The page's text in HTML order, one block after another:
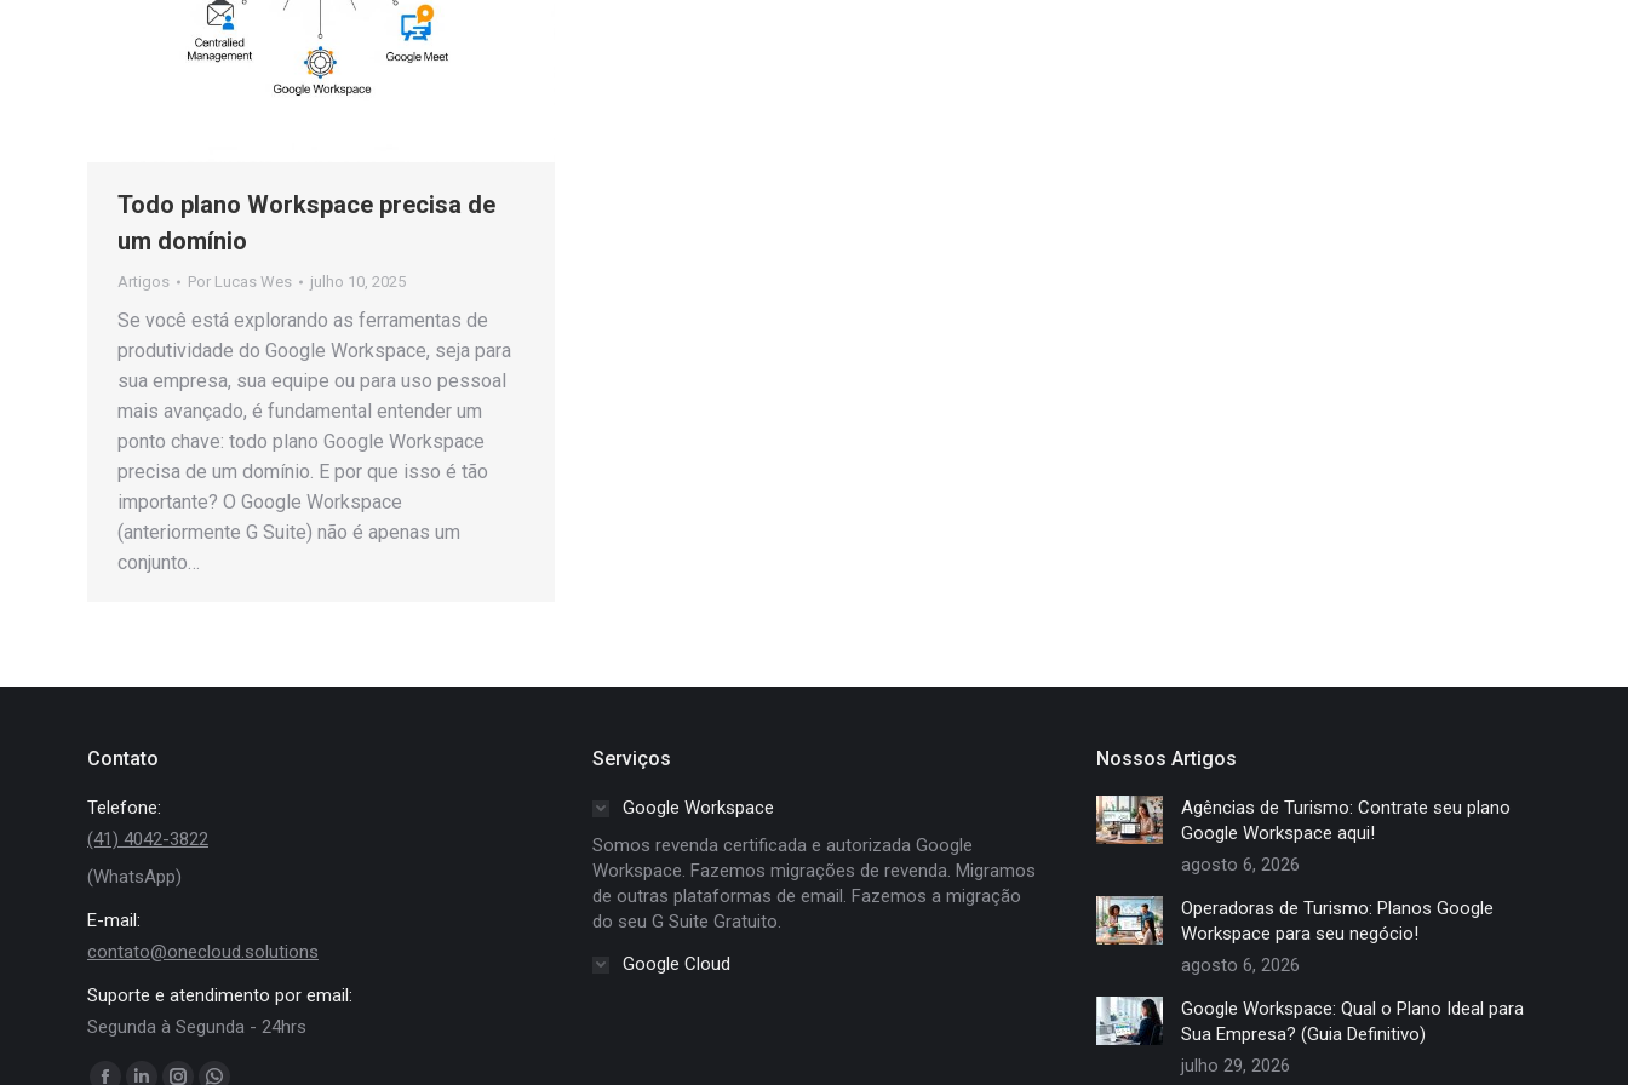
Todo plano Workspace precisa de
um domínio
Artigos Por Lucas Wes julho 10, 2025
Se você está explorando as ferramentas de
produtividade do Google Workspace, seja para
sua empresa, sua equipe ou para uso pessoal
mais avançado, é fundamental entender um
ponto chave: todo plano Google Workspace
precisa de um domínio. E por que isso é tão
importante? O Google Workspace
(anteriormente G Suite) não é apenas um
conjunto…
Contato
Telefone:
(41) 4042-3822
(WhatsApp)
E-mail:
contato@onecloud.solutions
Suporte e atendimento por email:
Segunda à Segunda - 24hrs
Encontre-nos em:
Serviços
Google Workspace
Somos revenda certificada e autorizada Google
Workspace. Fazemos migrações de revenda. Migramos
de outras plataformas de email. Fazemos a migração
do seu G Suite Gratuito.
Google Cloud
Nossos Artigos
Agências de Turismo: Contrate seu plano
Google Workspace aqui!
agosto 6, 2026
Operadoras de Turismo: Planos Google
Workspace para seu negócio!
agosto 6, 2026
Google Workspace: Qual o Plano Ideal para
Sua Empresa? (Guia Definitivo)
julho 29, 2026